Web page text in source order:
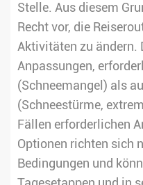
Stelle. Aus diesem
Recht vor, die
Aktivitäten zu ändern.
Anpassungen,
(Schneemangel) als
(Schneestürme,
Fällen erforderlichen
Optionen richten sich
Bedingungen und